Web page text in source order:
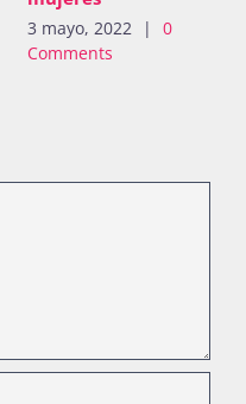
3 mayo, 2022 |
Comments